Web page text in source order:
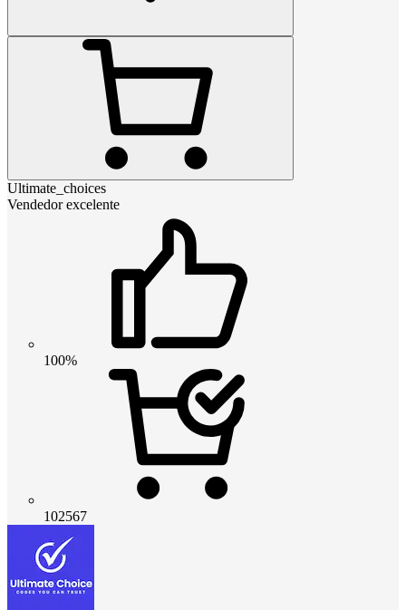
Ultimate_choices
Vendedor excelente
100%
102567